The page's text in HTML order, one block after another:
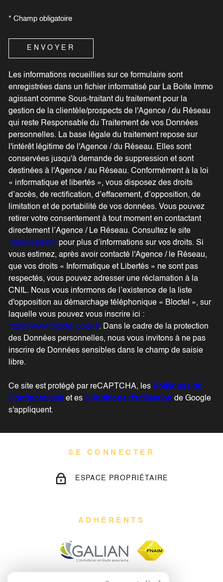
* Champ obligatoire
ENVOYER
Les informations recueillies sur ce formulaire sont
enregistrées dans un fichier informatisé par La Boite Immo
agissant comme Sous-traitant du traitement pour la
gestion de la clientèle/prospects de l'Agence / du Réseau
qui reste Responsable du Traitement de vos Données
personnelles. La base légale du traitement repose sur
l'intérêt légitime de l'Agence / du Réseau. Elles sont
conservées jusqu'à demande de suppression et sont
destinées à l'Agence / au Réseau. Conformément à la loi
« informatique et libertés », vous disposez des droits
d’accès, de rectification, d’effacement, d’opposition, de
limitation et de portabilité de vos données. Vous pouvez
retirer votre consentement à tout moment en contactant
directement l’Agence / Le Réseau. Consultez le site
https://cnil.fr/frpour plus d’informations sur vos droits. Si
vous estimez, après avoir contacté l'Agence / le Réseau,
que vos droits « Informatique et Libertés » ne sont pas
respectés, vous pouvez adresser une réclamation à la
CNIL. Nous vous informons de l’existence de la liste
d'opposition au démarchage téléphonique « Bloctel », sur
laquelle vous pouvez vous inscrire ici :
https://www.bloctel.gouv.fr. Dans le cadre de la protection
des Données personnelles, nous vous invitons à ne pas
inscrire de Données sensibles dans le champ de saisie
libre.
Ce site est protégé par reCAPTCHA, les Politiques de
Confidentialité et es Conditions d'utilisation de Google
s'appliquent.
SE CONNECTER
ESPACE PROPRIÉTAIRE
ADHÉRENTS